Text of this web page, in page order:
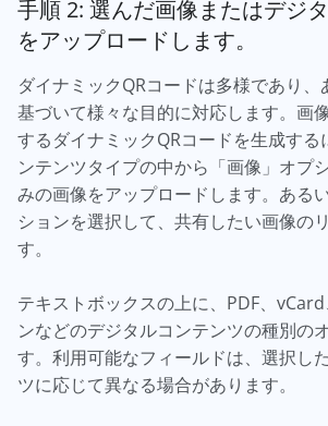
手順 2: 選んだ画像またはデジ
をアップロードします。
ダイナミックQRコードは多様であり
基づいて様々な目的に対応します。画
するダイナミックQRコードを生成する
ンテンツタイプの中から「画像」オプ
みの画像をアップロードします。ある
ションを選択して、共有したい画像の
す。
テキストボックスの上に、PDF、
ンなどのデジタルコンテンツの種別の
す。利用可能なフィールドは、選択し
ツに応じて異なる場合があります。